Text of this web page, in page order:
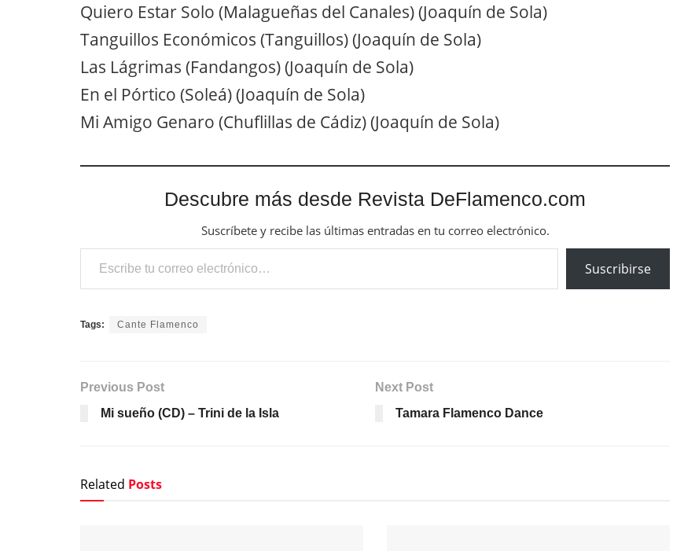
Quiero Estar Solo (Malagueñas del Canales) (Joaquín de Sola)
Tanguillos Económicos (Tanguillos) (Joaquín de Sola)
Las Lágrimas (Fandangos) (Joaquín de Sola)
En el Pórtico (Soleá) (Joaquín de Sola)
Mi Amigo Genaro (Chuflillas de Cádiz) (Joaquín de Sola)
Descubre más desde Revista DeFlamenco.com
Suscríbete y recibe las últimas entradas en tu correo electrónico.
Escribe tu correo electrónico…
Suscribirse
Tags: Cante Flamenco
Previous Post
Mi sueño (CD) – Trini de la Isla
Next Post
Tamara Flamenco Dance
Related Posts